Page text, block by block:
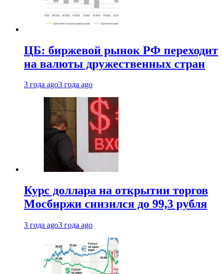
ЦБ: биржевой рынок РФ переходит
на валюты дружественных стран
3 года ago3 года ago
Курс доллара на открытии торгов
Мосбиржи снизился до 99,3 рубля
3 года ago3 года ago